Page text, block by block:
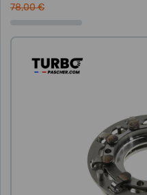
78,00 €